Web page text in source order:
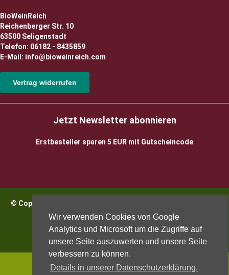
Wir verwenden Cookies von Google
Analytics und Microsoft um die Zugriffe auf
unsere Seite auszuwerten und unsere Seite
verbessern zu können.
Details in unserer Datenschutzerklärung.
BioWeinReich
Reichenberger Str. 10
63500 Seligenstadt
Telefon: 06182 - 8435859
E-Mail: info@bioweinreich.com
Vertrag widerrufen
Jetzt Newsletter abonnieren
Erstbesteller sparen 5 EUR mit Gutscheincode
© Copyright 2026 BioWeinReich. Alle Rechte vorbehalten |
Impressum